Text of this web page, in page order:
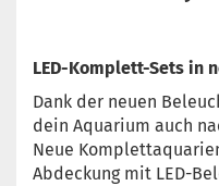
LED-Komplett-Sets in
Dank der neuen
dein Aquarium auch
Neue
Abdeckung mit LED-